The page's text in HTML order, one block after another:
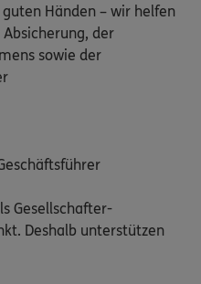
Händen – wir helfen
der
sowie der
Gesellschafter-
Deshalb unterstützen